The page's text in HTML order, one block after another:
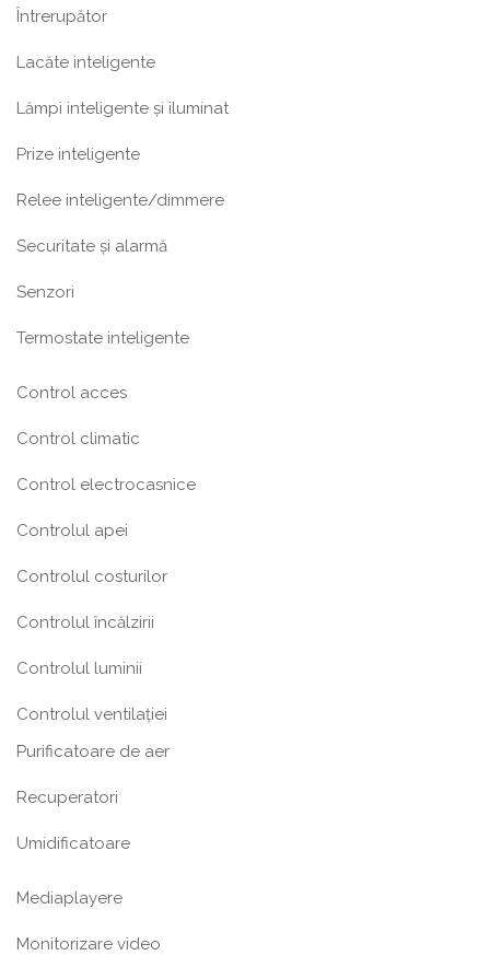
Întrerupător
Lacăte inteligente
Lămpi inteligente și iluminat
Prize inteligente
Relee inteligente/dimmere
Securitate și alarmă
Senzori
Termostate inteligente
Control acces
Control climatic
Control electrocasnice
Controlul apei
Controlul costurilor
Controlul încălzirii
Controlul luminii
Controlul ventilației
Purificatoare de aer
Recuperatori
Umidificatoare
Mediaplayere
Monitorizare video